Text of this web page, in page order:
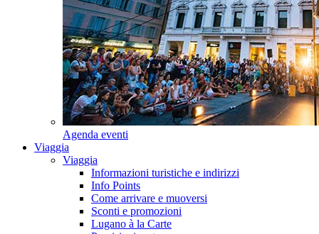
Agenda eventi
Viaggia
Viaggia
Informazioni turistiche e indirizzi
Info Points
Come arrivare e muoversi
Sconti e promozioni
Lugano à la Carte